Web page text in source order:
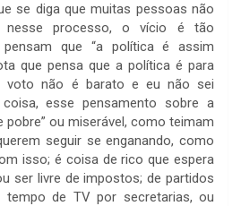
se diga que muitas pessoas não
nesse processo, o vício é tão
que “a política é assim
que pensa que a política é para
voto não é barato e eu não sei
esse pensamento sobre a
pobre” ou miserável, como teimam
seguir se enganando, como
isso; é coisa de rico que espera
ser livre de impostos; de partidos
de TV por secretarias, ou